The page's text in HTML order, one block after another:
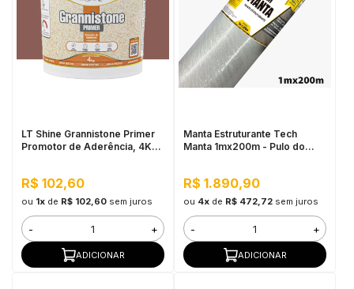
LT Shine Grannistone Primer
Promotor de Aderência, 4KG
R$ 102,60
ou 1xde R$ 102,60 sem juros
- +
ADICIONAR
Manta Estruturante Tech
Manta 1mx200m - Pulo do
R$ 1.890,90
ou 4xde R$ 472,72 sem juros
- +
ADICIONAR